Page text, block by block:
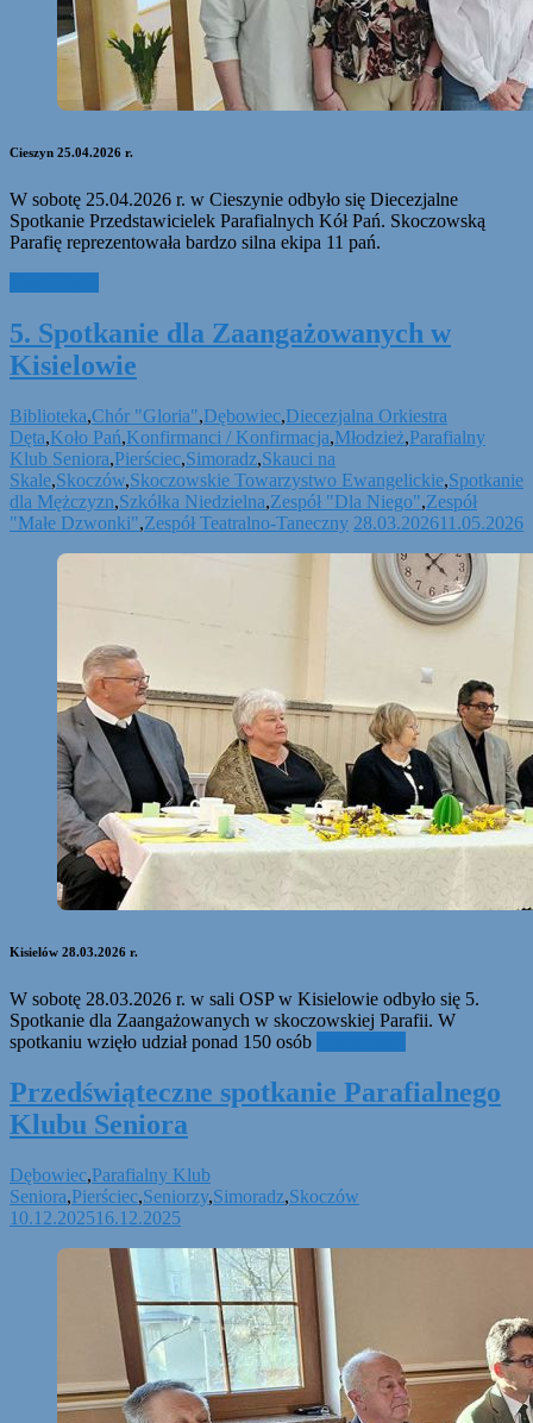
Cieszyn 25.04.2026 r.
W sobotę 25.04.2026 r. w Cieszynie odbyło się Diecezjalne
Spotkanie Przedstawicielek Parafialnych Kół Pań. Skoczowską
Parafię reprezentowała bardzo silna ekipa 11 pań.
5. Spotkanie dla Zaangażowanych w
Kisielowie
Biblioteka,Chór "Gloria",Dębowiec,Diecezjalna Orkiestra
Dęta,Koło Pań,Konfirmanci / Konfirmacja,Młodzież,Parafialny
Klub Seniora,Pierściec,Simoradz,Skauci na
Skale,Skoczów,Skoczowskie Towarzystwo Ewangelickie,Spotkanie
dla Mężczyzn,Szkółka Niedzielna,Zespół "Dla Niego",Zespół
"Małe Dzwonki",Zespół Teatralno-Taneczny 28.03.202611.05.2026
Kisielów 28.03.2026 r.
W sobotę 28.03.2026 r. w sali OSP w Kisielowie odbyło się 5.
Spotkanie dla Zaangażowanych w skoczowskiej Parafii. W
spotkaniu wzięło udział ponad 150 osób
Przedświąteczne spotkanie Parafialnego
Klubu Seniora
Dębowiec,Parafialny Klub
Seniora,Pierściec,Seniorzy,Simoradz,Skoczów
10.12.202516.12.2025